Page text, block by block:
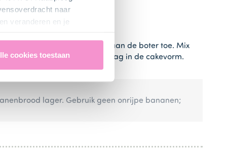
naar
veranderen en je
cookies toestaan
aan de boter toe. Mix
het beslag. Doe het beslag in de cakevorm.
lager. Gebruik geen onrijpe bananen;